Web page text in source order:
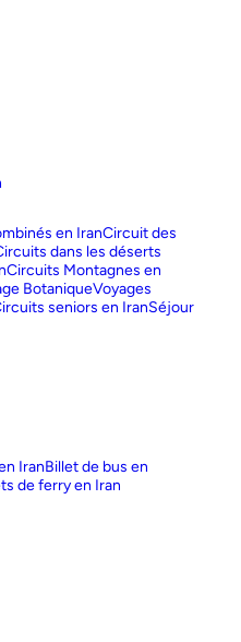
en IranCircuit des
dans les déserts
Circuits Montagnes en
BotaniqueVoyages
seniors en IranSéjour
IranBillet de bus en
de ferry en Iran